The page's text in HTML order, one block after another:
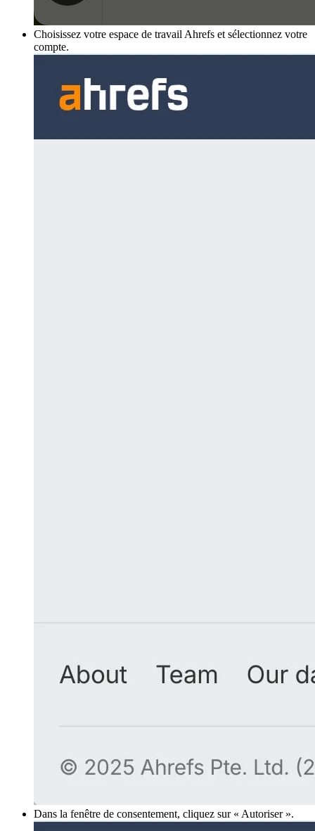
Choisissez votre espace de travail Ahrefs et sélectionnez votre
compte.
Dans la fenêtre de consentement, cliquez sur « Autoriser ».